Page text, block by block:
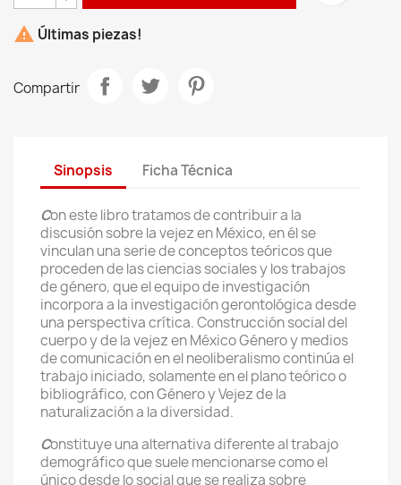
 Últimas piezas!
Compartir
Sinopsis Ficha Técnica
Con este libro tratamos de contribuir a la
discusión sobre la vejez en México, en él se
vinculan una serie de conceptos teóricos que
proceden de las ciencias sociales y los trabajos
de género, que el equipo de investigación
incorpora a la investigación gerontológica desde
una perspectiva crítica. Construcción social del
cuerpo y de la vejez en México Género y medios
de comunicación en el neoliberalismo continúa el
trabajo iniciado, solamente en el plano teórico o
bibliográfico, con Género y Vejez de la
naturalización a la diversidad.
Constituye una alternativa diferente al trabajo
demográfico que suele mencionarse como el
único desde lo social que se realiza sobre